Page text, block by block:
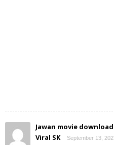
Jawan movie
Viral SK
September 13,